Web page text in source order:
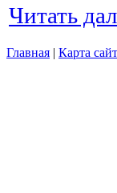
Читать
Главная | Карта